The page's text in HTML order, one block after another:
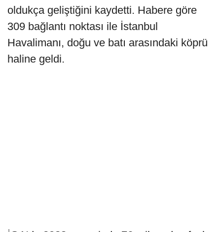
oldukça geliştiğini kaydetti. Habere göre
309 bağlantı noktası ile İstanbul
Havalimanı, doğu ve batı arasındaki köprü
haline geldi.